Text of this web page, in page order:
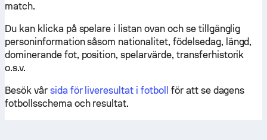
match.
Du kan klicka på spelare i listan ovan och se tillgänglig
personinformation såsom nationalitet, födelsedag, längd,
dominerande fot, position, spelarvärde, transferhistorik
o.s.v.
Besök vår sida för liveresultat i fotboll
för att se dagens
fotbollsschema och resultat.